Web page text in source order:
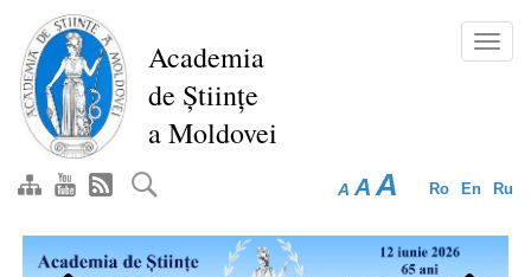
conţinutul
principal
Academia
de Științe
a Moldovei
Ro En Ru
A A A